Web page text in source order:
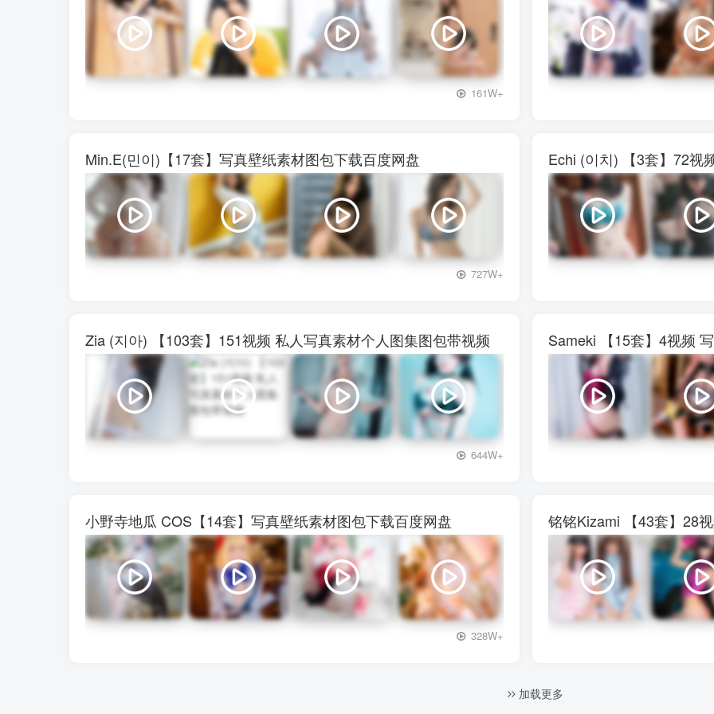
161W+
Min.E(민이)【17套】写真壁纸素材图包下载百度网盘
+3
727W+
Echi (이치) 【3套】72视
Zia (지아) 【103套】151视频 私人写真素材个人图集图包带视频
+3
644W+
Sameki 【15套】4视频
小野寺地瓜 COS【14套】写真壁纸素材图包下载百度网盘
328W+
铭铭Kizami 【43套】28
加载更多